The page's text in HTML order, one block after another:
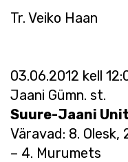
Tr. Veiko Haan
03.06.2012 kell
Jaani Gümn. st.
Suure-Jaani
Väravad: 8. Olesk,
– 4. Murumets